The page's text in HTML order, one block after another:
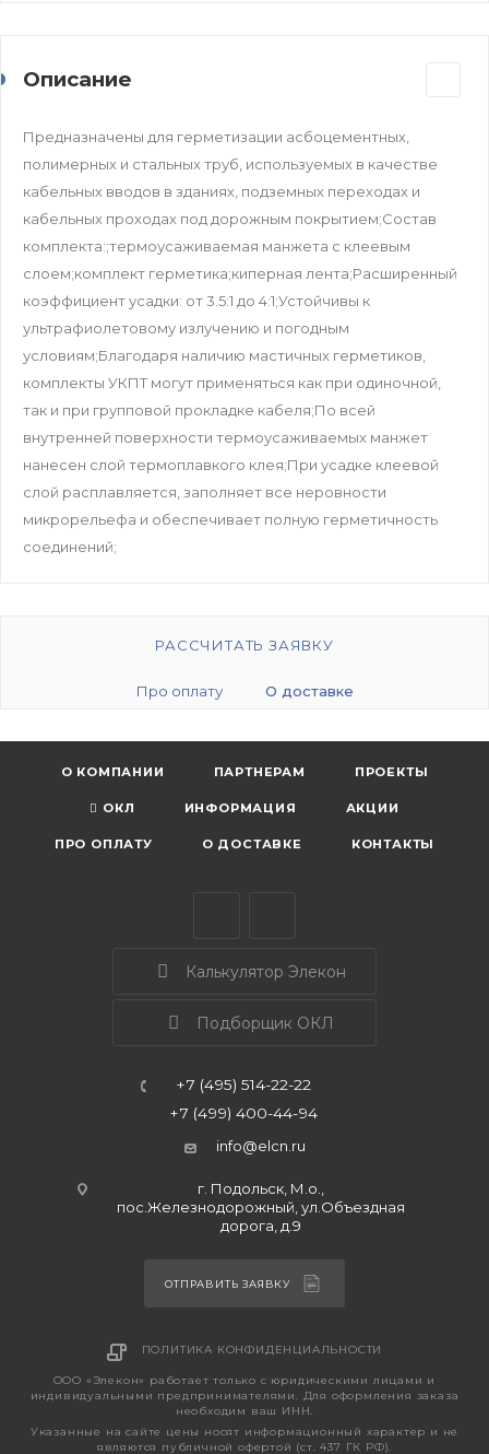
Описание
Предназначены для герметизации асбоцементных,
полимерных и стальных труб, используемых в качестве
кабельных вводов в зданиях, подземных переходах и
кабельных проходах под дорожным покрытием;Состав
комплекта:;термоусаживаемая манжета с клеевым
слоем;комплект герметика;киперная лента;Расширенный
коэффициент усадки: от 3.5:1 до 4:1;Устойчивы к
ультрафиолетовому излучению и погодным
условиям;Благодаря наличию мастичных герметиков,
комплекты УКПТ могут применяться как при одиночной,
так и при групповой прокладке кабеля;По всей
внутренней поверхности термоусаживаемых манжет
нанесен слой термоплавкого клея;При усадке клеевой
слой расплавляется, заполняет все неровности
микрорельефа и обеспечивает полную герметичность
соединений;
РАССЧИТАТЬ ЗАЯВКУ
Про оплату О доставке
О КОМПАНИИ ПАРТНЕРАМ ПРОЕКТЫ
ОКЛ ИНФОРМАЦИЯ АКЦИИ
ПРО ОПЛАТУ О ДОСТАВКЕ КОНТАКТЫ
Калькулятор Элекон
Подборщик ОКЛ
+7 (495) 514-22-22
+7 (499) 400-44-94
info@elcn.ru
г. Подольск, М.о.,
пос.Железнодорожный, ул.Объездная
дорога, д.9
ОТПРАВИТЬ ЗАЯВКУ
ПОЛИТИКА КОНФИДЕНЦИАЛЬНОСТИ
ООО «Элекон» работает только с юридическими лицами и
индивидуальными предпринимателями. Для оформления заказа
необходим ваш ИНН.
Указанные на сайте цены носят информационный характер и не
являются публичной офертой (ст. 437 ГК РФ).